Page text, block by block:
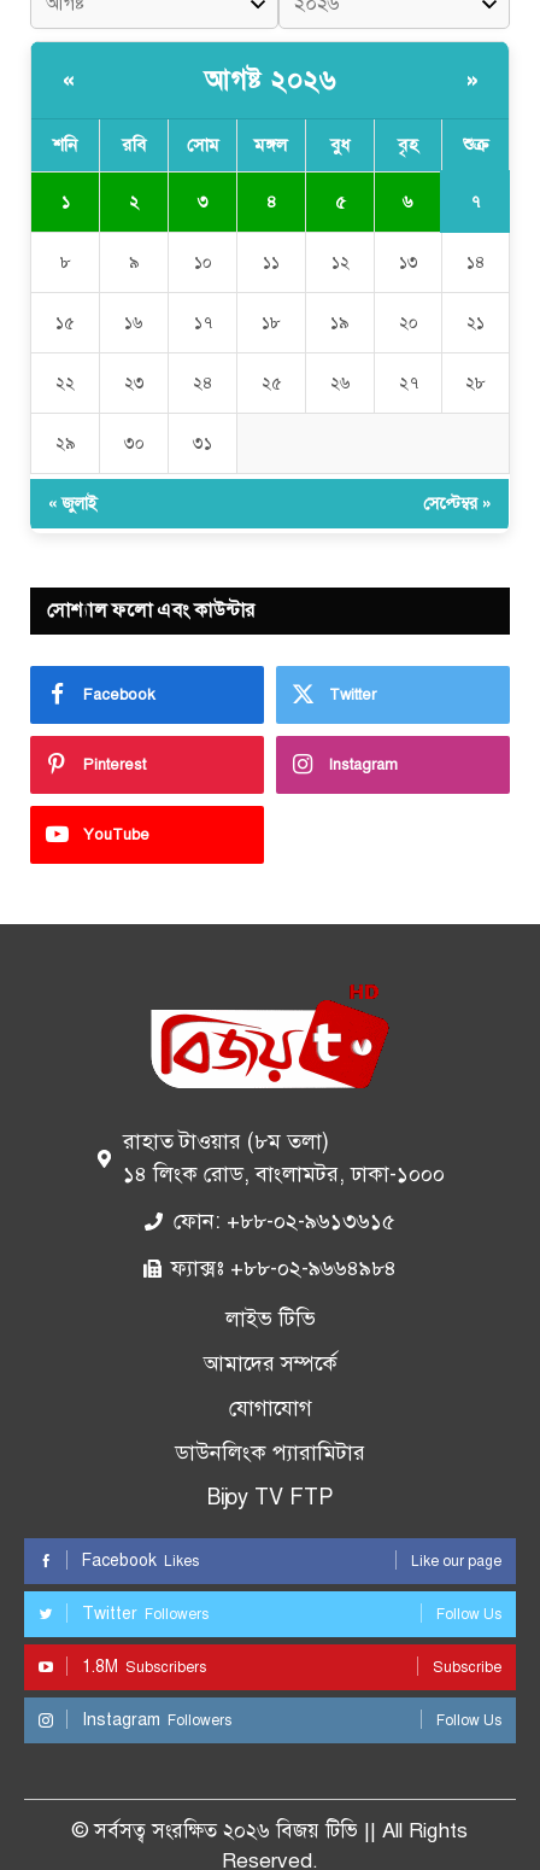
« আগষ্ট ২০২৬ »
শনি রবি সোম মঙ্গল বুধ বৃহ শুক্র
১ ২ ৩ ৪ ৫ ৬ ৭
৮ ৯ ১০ ১১ ১২ ১৩ ১৪
১৫ ১৬ ১৭ ১৮ ১৯ ২০ ২১
২২ ২৩ ২৪ ২৫ ২৬ ২৭ ২৮
২৯ ৩০ ৩১
« জুলাই সেপ্টেম্বর »
সোশ্যাল ফলো এবং কাউন্টার
Facebook Twitter
Pinterest Instagram
YouTube
রাহাত টাওয়ার (৮ম তলা)
১৪ লিংক রোড, বাংলামটর, ঢাকা-১০০০
ফোন: +৮৮-০২-৯৬১৩৬১৫
ফ্যাক্সঃ +৮৮-০২-৯৬৬৪৯৮৪
লাইভ টিভি
আমাদের সম্পর্কে
যোগাযোগ
ডাউনলিংক প্যারামিটার
Bijoy TV FTP
Facebook Likes Like our page
Twitter Followers Follow Us
1.8M Subscribers Subscribe
Instagram Followers Follow Us
© সর্বসত্ব সংরক্ষিত ২০২৬ বিজয় টিভি || All Rights
Reserved.